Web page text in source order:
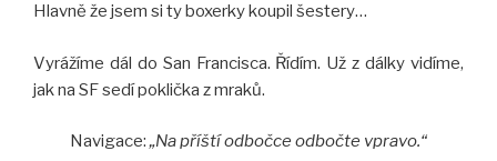
Hlavně že jsem si ty boxerky koupil šestery…
Vyrážíme dál do San Francisca. Řídím. Už z dálky vidíme,
jak na SF sedí poklička z mraků.
Navigace:„Na příští odbočce odbočte vpravo.“